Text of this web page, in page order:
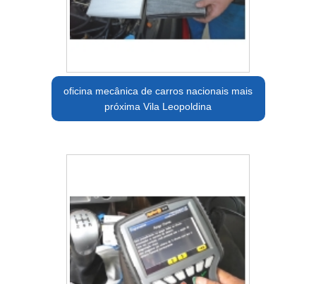
oficina mecânica de carros nacionais mais
próxima Vila Leopoldina